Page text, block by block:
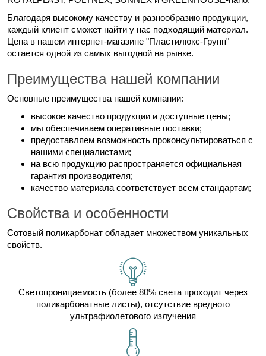
Благодаря высокому качеству и разнообразию продукции,
каждый клиент сможет найти у нас подходящий материал.
Цена в нашем интернет-магазине "Пластилюкс-Групп"
остается одной из самых выгодной на рынке.
Преимущества нашей компании
Основные преимущества нашей компании:
высокое качество продукции и доступные цены;
мы обеспечиваем оперативные поставки;
предоставляем возможность проконсультироваться с
нашими специалистами;
на всю продукцию распространяется официальная
гарантия производителя;
качество материала соответствует всем стандартам;
Свойства и особенности
Сотовый поликарбонат обладает множеством уникальных
свойств.
Светопроницаемость (более 80% света проходит через
поликарбонатные листы), отсутствие вредного
ультрафиолетового излучения